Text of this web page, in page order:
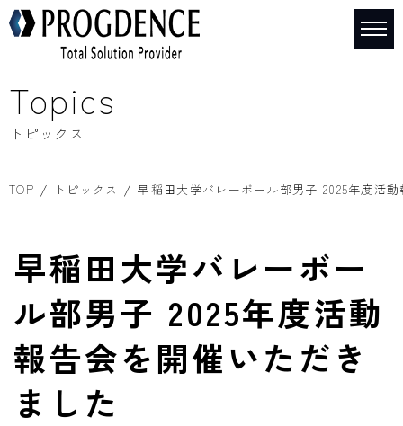
Topics
トピックス
TOP トピックス 早稲田大学バレーボール部男子 2025年度活
早稲田大学バレーボー
ル部男子 2025年度活動
報告会を開催いただき
ました